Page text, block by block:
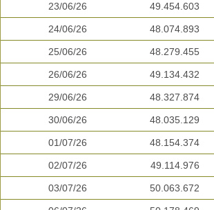
23/06/26 49.454.603
24/06/26 48.074.893
25/06/26 48.279.455
26/06/26 49.134.432
29/06/26 48.327.874
30/06/26 48.035.129
01/07/26 48.154.374
02/07/26 49.114.976
03/07/26 50.063.672